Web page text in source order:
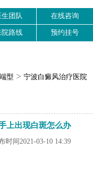
生团队 在线咨询
院路线 预约挂号
型 > 宁波白癜风治疗医院
上出现白斑怎么办
时间2021-03-10 14:39